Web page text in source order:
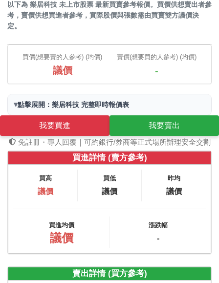
以下為 樂居科技 未上市股票 最新買賣參考報價。買價供想賣出者參
考，賣價供想買進者參考，實際股價與張數需由買賣雙方議價決
定。
買價(想要賣的人參考) (均價)
議價
賣價(想要買的人參考) (均價)
-
▾點擊展開：樂居科技 完整即時報價表
我要買進
我要賣出
免註冊・專人回覆｜可約銀行/券商等正式場所辦理安全交割
買進詳情 (賣方參考)
買高
議價
買低
議價
昨均
議價
買進均價
議價
漲跌幅
-
賣出詳情 (買方參考)